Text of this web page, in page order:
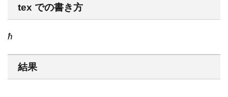
tex での書き方
ℏ
結果